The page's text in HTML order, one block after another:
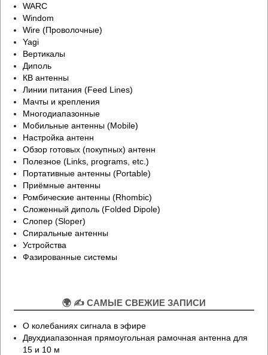
WARC
Windom
Wire (Проволочные)
Yagi
Вертикалы
Диполь
КВ антенны
Линии питания (Feed Lines)
Мачты и крепления
Многодиапазонные
Мобильные антенны (Mobile)
Настройка антенн
Обзор готовых (покупных) антенн
Полезное (Links, programs, etc.)
Портативные антенны (Portable)
Приёмные антенны
Ромбические антенны (Rhombic)
Сложенный диполь (Folded Dipole)
Слопер (Sloper)
Спиральные антенны
Устройства
Фазированные системы
🌍 ✍ САМЫЕ СВЕЖИЕ ЗАПИСИ
О колебаниях сигнала в эфире
Двухдиапазонная прямоугольная рамочная антенна для
15 и 10 м